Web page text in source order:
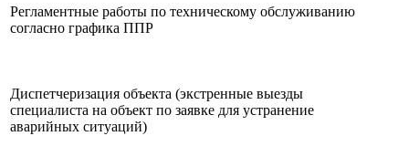
Регламентные работы по техническому обслуживанию
согласно графика ППР
Диспетчеризация объекта (экстренные выезды
специалиста на объект по заявке для устранение
аварийных ситуаций)